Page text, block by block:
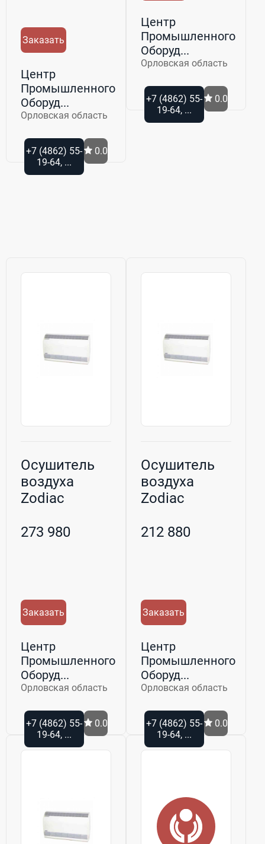
Заказать
Центр
Промышленного
Оборуд...
Орловская область
+7 (4862) 55-
19-64, ...
0.0
Центр
Промышленного
Оборуд...
Орловская область
+7 (4862) 55-
19-64, ...
0.0
Осушитель
воздуха
Zodiac
Ambient 110
273 980
Заказать
Центр
Промышленного
Оборуд...
Орловская область
+7 (4862) 55-
19-64, ...
0.0
Осушитель
воздуха
Zodiac
Ambient 55
212 880
Заказать
Центр
Промышленного
Оборуд...
Орловская область
+7 (4862) 55-
19-64, ...
0.0